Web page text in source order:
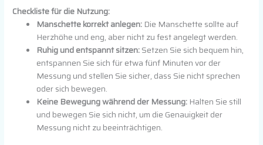
Checkliste für die Nutzung:
Manschette korrekt anlegen: Die Manschette sollte auf
Herzhöhe und eng, aber nicht zu fest angelegt werden.
Ruhig und entspannt sitzen:Setzen Sie sich bequem hin,
entspannen Sie sich für etwa fünf Minuten vor der
Messung und stellen Sie sicher, dass Sie nicht sprechen
oder sich bewegen.
Keine Bewegung während der Messung: Halten Sie still
und bewegen Sie sich nicht, um die Genauigkeit der
Messung nicht zu beeinträchtigen.